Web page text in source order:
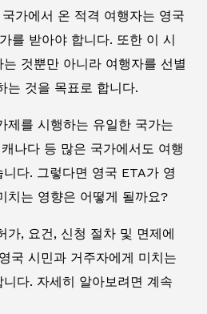
가에서 온 적격 여행자는 영국
를 받아야 합니다. 또한 이 시
것뿐만 아니라 여행자를 선별
는 것을 목표로 합니다.
제를 시행하는 유일한 국가는
나다 등 많은 국가에서도 여행
다. 그렇다면 영국 ETA가 영
치는 영향은 어떻게 될까요?
가, 요건, 신청 절차 및 면제에
국 시민과 거주자에게 미치는
다. 자세히 알아보려면 계속